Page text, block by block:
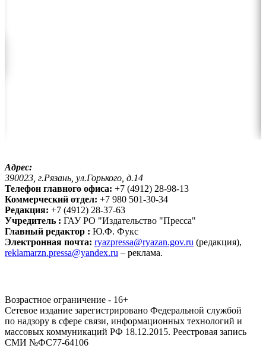
Адрес:
390023, г.Рязань, ул.Горького, д.14
Телефон главного офиса: +7 (4912) 28-98-13
Коммерческий отдел: +7 980 501-30-34
Редакция: +7 (4912) 28-37-63
Учредитель : ГАУ РО "Издательство "Пресса"
Главный редактор : Ю.Ф. Фукс
Электронная почта: ryazpressa@ryazan.gov.ru (редакция),
reklamarzn.pressa@yandex.ru – реклама.
Возрастное ограничение - 16+
Сетевое издание зарегистрировано Федеральной службой
по надзору в сфере связи, информационных технологий и
массовых коммуникаций РФ 18.12.2015. Реестровая запись
СМИ №ФС77-64106